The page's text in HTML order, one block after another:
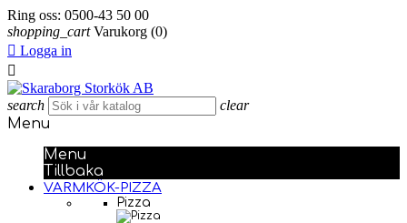
Ring oss: 0500-43 50 00
shopping_cart Varukorg (0)
 Logga in

search clear
Menu
Menu
Tillbaka
VARMKÖK-PIZZA
Pizza